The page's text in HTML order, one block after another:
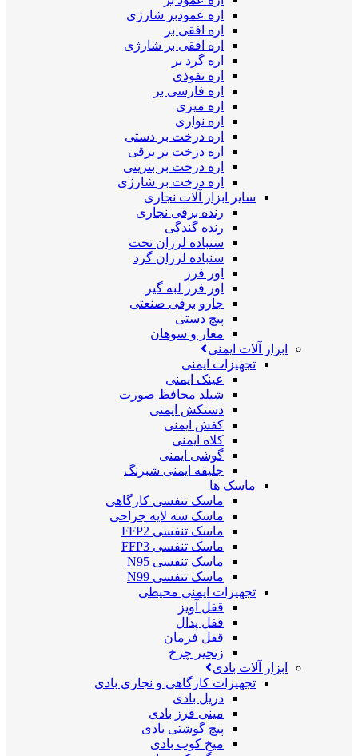
اره عمودبر شارژی
اره افقی بر
اره افقی بر شارژی
اره گرد بر
اره نفوذی
اره فارسی بر
اره میزی
اره نواری
اره درخت بر دستی
اره درخت بر برقی
اره درخت بر بنزینی
اره درخت بر شارژی
سایر ابزار آلات نجاری
رنده برقی نجاری
رنده گندگی
سنباده لرزان تخت
سنباده لرزان گرد
اور فرز
اور فرز لبه گیر
جارو برقی صنعتی
پیچ دستی
مغار و سوهان
ابزار آلات ایمنی
تجهیزات ایمنی
عینک ایمنی
شیلد محافظ صورت
دستکش ایمنی
کفش ایمنی
کلاه ایمنی
گوشی ایمنی
جلیقه ایمنی شبرنگ
ماسک ها
ماسک تنفسی کارگاهی
ماسک سه لایه جراحی
ماسک تنفسی FFP2
ماسک تنفسی FFP3
ماسک تنفسی N95
ماسک تنفسی N99
تجهیزات ایمنی محیطی
قفل آویز
قفل پدال
قفل فرمان
زنجیر چرخ
ابزار آلات بادی
تجهیزات کارگاهی و نجاری بادی
دریل بادی
مینی فرز بادی
پیچ گوشتی بادی
میخ کوب بادی